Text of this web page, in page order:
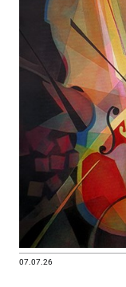
07.07.26